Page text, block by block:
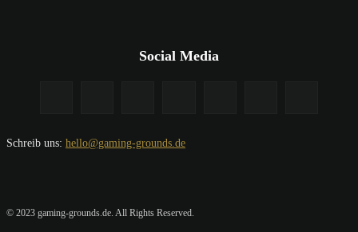
Social Media
Schreib uns: hello@gaming-grounds.de
© 2023 gaming-grounds.de. All Rights Reserved.